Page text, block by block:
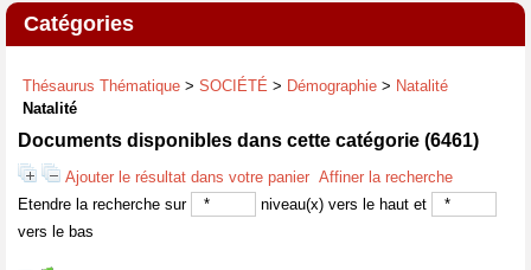
Catégories
Thésaurus Thématique > SOCIÉTÉ > Démographie > Natalité
Natalité
Documents disponibles dans cette catégorie (6461)
Ajouter le résultat dans votre panier Affiner la recherche
Etendre la recherche sur
niveau(x) vers le haut et
vers le bas